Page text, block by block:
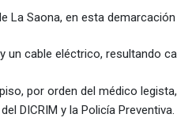
Saona, en esta
cable eléctrico, resultando
por orden del médico
DICRIM y la Policía Preventiva.